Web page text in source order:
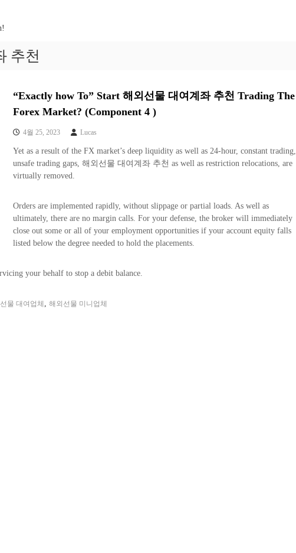
추천
“Exactly how To” Start 해외선물 대여계좌 추천 Trading The
Forex Market? (Component 4 )
4월 25, 2023 Lucas
Yet as a result of the FX market’s deep liquidity as well as 24-hour, constant trading,
unsafe trading gaps, 해외선물 대여계좌 추천 as well as restriction relocations, are
virtually removed.
Orders are implemented rapidly, without slippage or partial loads. As well as
ultimately, there are no margin calls. For your defense, the broker will immediately
close out some or all of your employment opportunities if your account equity falls
listed below the degree needed to hold the placements.
your behalf to stop a debit balance.
물 대여업체 , 해외선물 미니업체